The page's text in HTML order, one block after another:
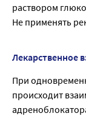
раствором
Не применять
Лекарственное
При
происходит